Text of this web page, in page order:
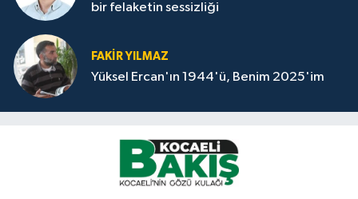
bir felaketin sessizliği
FAKİR YILMAZ
Yüksel Ercan'ın 1944'ü, Benim 2025'im